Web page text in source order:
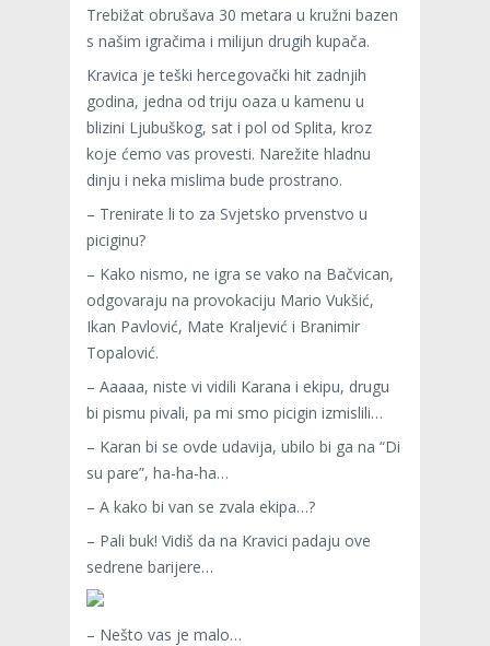
Trebižat obrušava 30 metara u kružni bazen
s našim igračima i milijun drugih kupača.
Kravica je teški hercegovački hit zadnjih
godina, jedna od triju oaza u kamenu u
blizini Ljubuškog, sat i pol od Splita, kroz
koje ćemo vas provesti. Narežite hladnu
dinju i neka mislima bude prostrano.
– Trenirate li to za Svjetsko prvenstvo u
piciginu?
– Kako nismo, ne igra se vako na Bačvican,
odgovaraju na provokaciju Mario Vukšić,
Ikan Pavlović, Mate Kraljević i Branimir
Topalović.
– Aaaaa, niste vi vidili Karana i ekipu, drugu
bi pismu pivali, pa mi smo picigin izmislili…
– Karan bi se ovde udavija, ubilo bi ga na “Di
su pare”, ha-ha-ha…
– A kako bi van se zvala ekipa…?
– Pali buk! Vidiš da na Kravici padaju ove
sedrene barijere…
– Nešto vas je malo…